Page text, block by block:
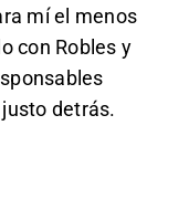
mí el menos
con Robles y
detrás.